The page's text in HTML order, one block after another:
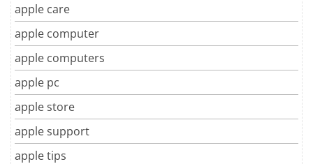
apple care
apple computer
apple computers
apple pc
apple store
apple support
apple tips